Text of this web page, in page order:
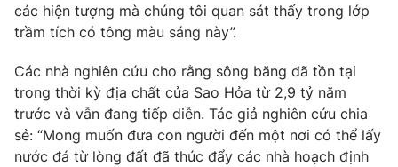
Sản phẩm
Tư vấn
Lịch phát sóng
Chuyên mục khác
Emagazine Podcast
các hiện tượng mà chúng tôi quan sát thấy trong lớp
trầm tích có tông màu sáng này”.
Các nhà nghiên cứu cho rằng sông băng đã tồn tại
trong thời kỳ địa chất của Sao Hỏa từ 2,9 tỷ năm
trước và vẫn đang tiếp diễn. Tác giả nghiên cứu chia
sẻ: “Mong muốn đưa con người đến một nơi có thể lấy
nước đá từ lòng đất đã thúc đẩy các nhà hoạch định